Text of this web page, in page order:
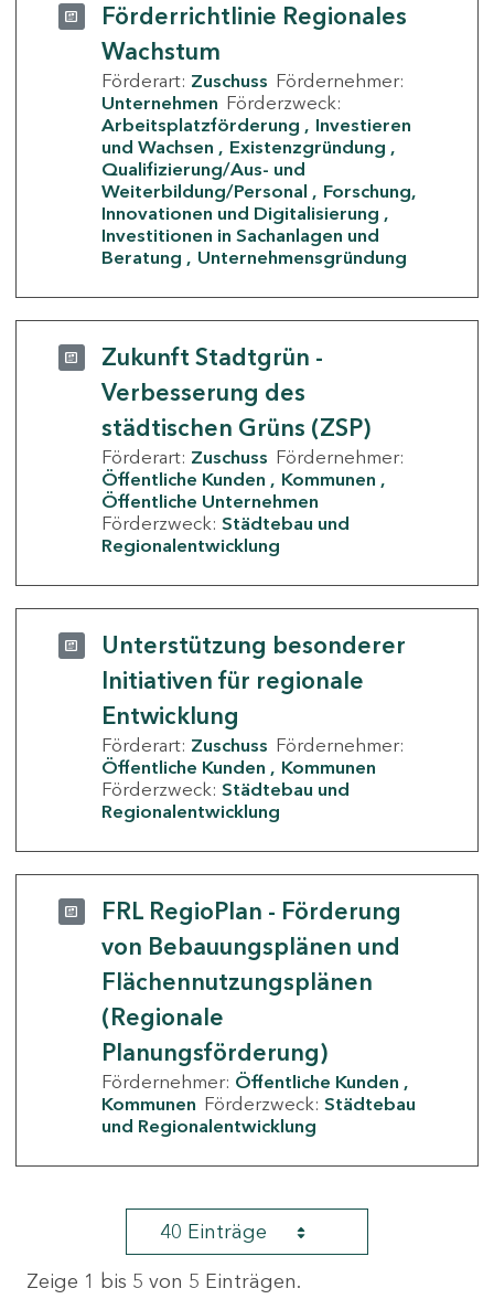
Förderrichtlinie Regionales
Wachstum
Förderart: Zuschuss Fördernehmer:
Unternehmen Förderzweck:
Arbeitsplatzförderung
Investieren
und Wachsen
Existenzgründung
Qualifizierung/Aus- und
Weiterbildung/Personal
Forschung,
Innovationen und Digitalisierung
Investitionen in Sachanlagen und
Beratung
Unternehmensgründung
Zukunft Stadtgrün -
Verbesserung des
städtischen Grüns (ZSP)
Förderart: Zuschuss Fördernehmer:
Öffentliche Kunden
Kommunen
Öffentliche Unternehmen
Förderzweck: Städtebau und
Regionalentwicklung
Unterstützung besonderer
Initiativen für regionale
Entwicklung
Förderart: Zuschuss Fördernehmer:
Öffentliche Kunden
Kommunen
Förderzweck: Städtebau und
Regionalentwicklung
FRL RegioPlan - Förderung
von Bebauungsplänen und
Flächennutzungsplänen
(Regionale
Planungsförderung)
Fördernehmer: Öffentliche Kunden
Kommunen Förderzweck: Städtebau
und Regionalentwicklung
40 Einträge
Zeige 1 bis 5 von 5 Einträgen.